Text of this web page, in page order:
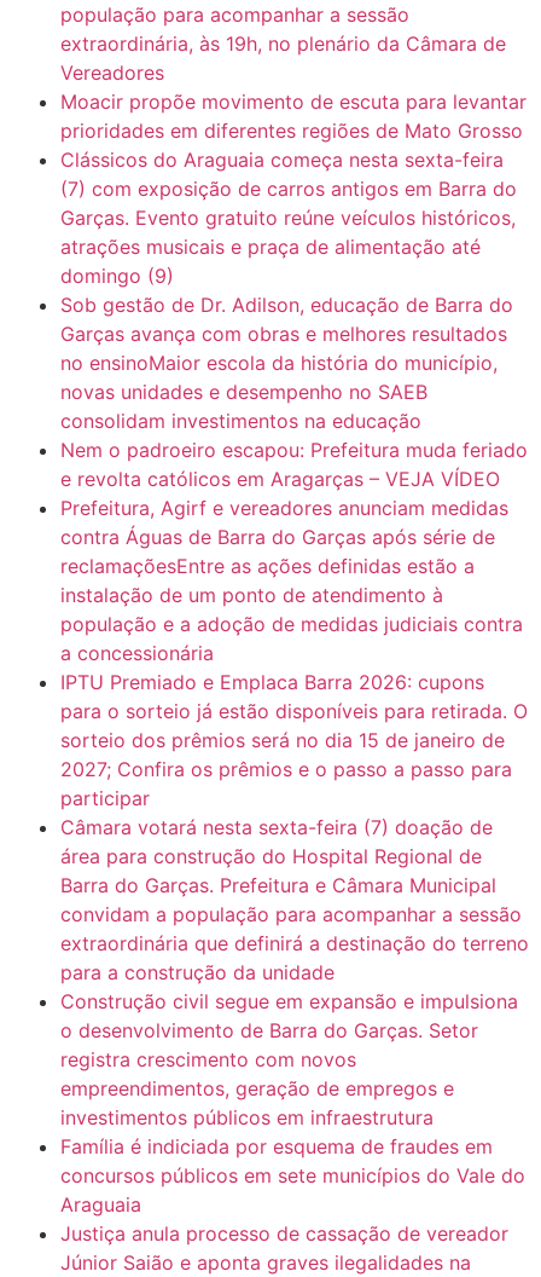
população para acompanhar a sessão
extraordinária, às 19h, no plenário da Câmara de
Vereadores
Moacir propõe movimento de escuta para levantar
prioridades em diferentes regiões de Mato Grosso
Clássicos do Araguaia começa nesta sexta-feira
(7) com exposição de carros antigos em Barra do
Garças. Evento gratuito reúne veículos históricos,
atrações musicais e praça de alimentação até
domingo (9)
Sob gestão de Dr. Adilson, educação de Barra do
Garças avança com obras e melhores resultados
no ensinoMaior escola da história do município,
novas unidades e desempenho no SAEB
consolidam investimentos na educação
Nem o padroeiro escapou: Prefeitura muda feriado
e revolta católicos em Aragarças – VEJA VÍDEO
Prefeitura, Agirf e vereadores anunciam medidas
contra Águas de Barra do Garças após série de
reclamaçõesEntre as ações definidas estão a
instalação de um ponto de atendimento à
população e a adoção de medidas judiciais contra
a concessionária
IPTU Premiado e Emplaca Barra 2026: cupons
para o sorteio já estão disponíveis para retirada. O
sorteio dos prêmios será no dia 15 de janeiro de
2027; Confira os prêmios e o passo a passo para
participar
Câmara votará nesta sexta-feira (7) doação de
área para construção do Hospital Regional de
Barra do Garças. Prefeitura e Câmara Municipal
convidam a população para acompanhar a sessão
extraordinária que definirá a destinação do terreno
para a construção da unidade
Construção civil segue em expansão e impulsiona
o desenvolvimento de Barra do Garças. Setor
registra crescimento com novos
empreendimentos, geração de empregos e
investimentos públicos em infraestrutura
Família é indiciada por esquema de fraudes em
concursos públicos em sete municípios do Vale do
Araguaia
Justiça anula processo de cassação de vereador
Júnior Saião e aponta graves ilegalidades na